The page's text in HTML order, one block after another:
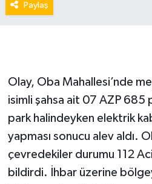
Paylaş
Olay, Oba Mahallesi’nde
isimli şahsa ait 07 AZP 685
park halindeyken elektrik
yapması sonucu alev aldı.
çevredekiler durumu 112
bildirdi. İhbar üzerine